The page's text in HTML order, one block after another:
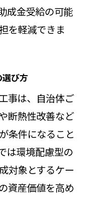
成金受給の可能
を軽減できま
び方
事は、自治体ご
断熱性改善など
条件になること
は環境配慮型の
対象とするケー
資産価値を高め